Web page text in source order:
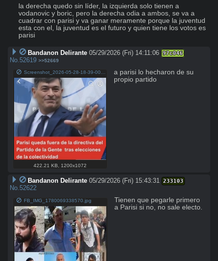
la derecha quedo sin líder, la izquierda solo tienen a
vodanovic y boric, pero la derecha odia a ambos, se va a
cuadrar con parisi y va ganar meramente porque la juventud
esta con el, la juventud es el futuro y quien tiene los votos es
parisi
Bandanon Delirante 05/29/2026 (Fri) 14:11:06 97c046
No.52619 >>52669
422.21 KB 1200x1072
a parisi lo hecharon de su
propio partido
Bandanon Delirante 05/29/2026 (Fri) 15:43:31 233103
No.52622
FB_IMG_1780069338570.jpg
Tienen que pegarle primero
a Parisi si no, no sale electo.